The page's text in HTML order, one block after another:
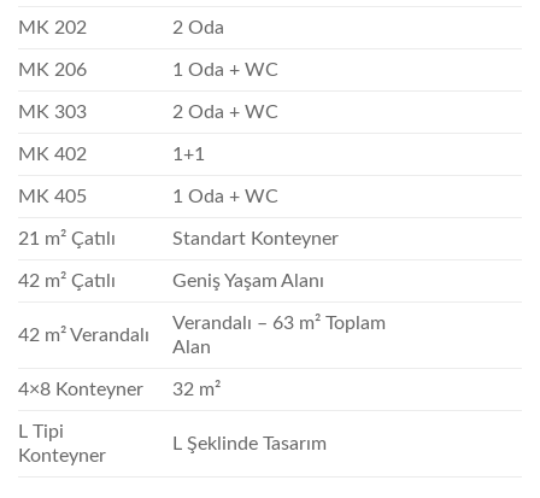
MK 202 2 Oda
MK 206 1 Oda + WC
MK 303 2 Oda + WC
MK 402 1+1
MK 405 1 Oda + WC
21 m² Çatılı Standart Konteyner
42 m² Çatılı Geniş Yaşam Alanı
42 m² Verandalı
Verandalı – 63 m² Toplam
Alan
4×8 Konteyner 32 m²
L Tipi
Konteyner
L Şeklinde Tasarım